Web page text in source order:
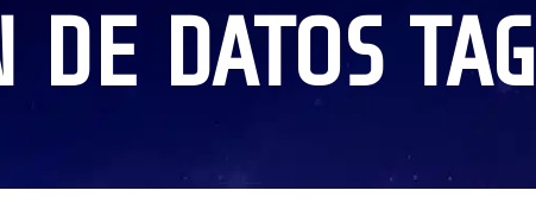
DE DATOS TAG